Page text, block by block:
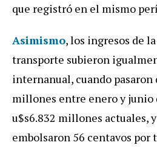
que registró en el mismo
Asimismo, los ingresos de
transporte subieron
internanual, cuando pasaron
millones entre enero y junio
u$s6.832 millones actuales,
embolsaron 56 centavos